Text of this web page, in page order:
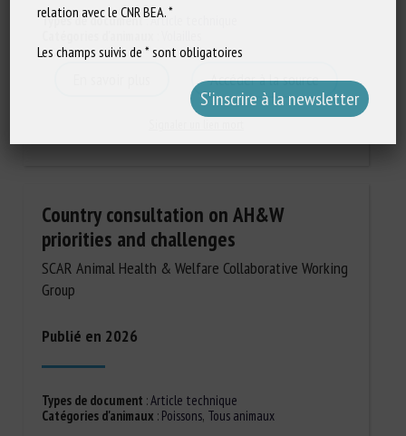
Types de document:Article technique
Accéder à la source
Country consultation on AH&W
priorities and challenges
SCAR Animal Health & Welfare Collaborative Working
Group
Publié en 2026
Types de document :Article technique
Catégories d'animaux : Poissons, Tous animaux
relation avec le CNR BEA. *
Les champs suivis de * sont obligatoires